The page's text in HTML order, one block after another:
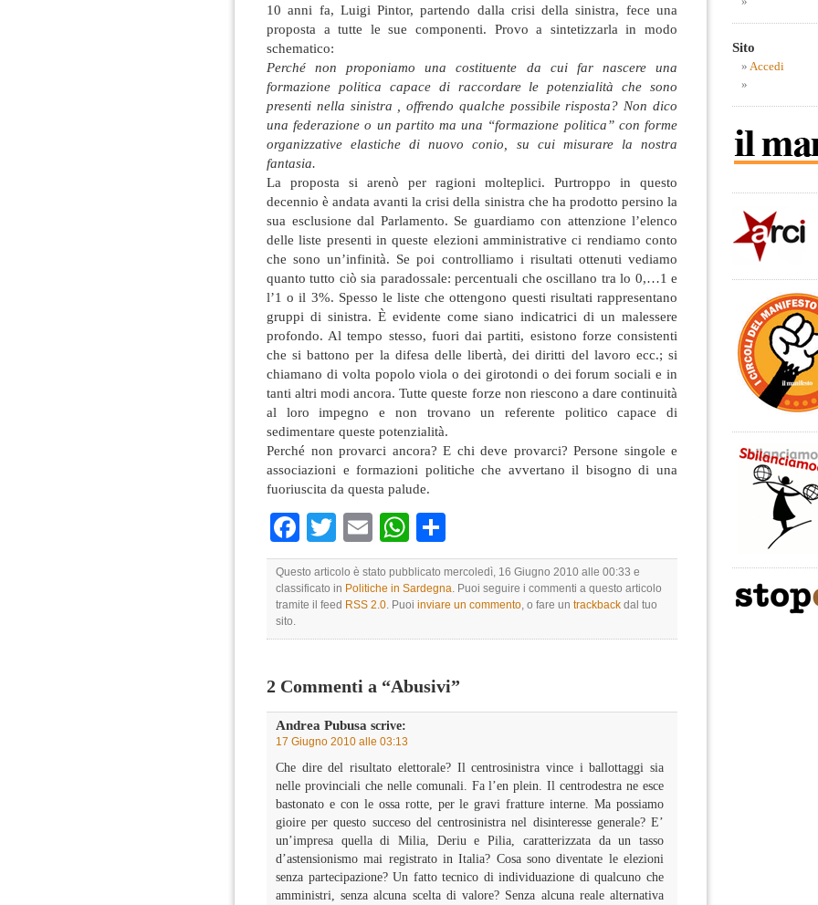
10 anni fa, Luigi Pintor, partendo dalla crisi della sinistra, fece una
proposta a tutte le sue componenti. Provo a sintetizzarla in modo
schematico:
Perché non proponiamo una costituente da cui far nascere una
formazione politica capace di raccordare le potenzialità che sono
presenti nella sinistra , offrendo qualche possibile risposta? Non dico
una federazione o un partito ma una “formazione politica” con forme
organizzative elastiche di nuovo conio, su cui misurare la nostra
fantasia.
La proposta si arenò per ragioni molteplici. Purtroppo in questo
decennio è andata avanti la crisi della sinistra che ha prodotto persino la
sua esclusione dal Parlamento. Se guardiamo con attenzione l’elenco
delle liste presenti in queste elezioni amministrative ci rendiamo conto
che sono un’infinità. Se poi controlliamo i risultati ottenuti vediamo
quanto tutto ciò sia paradossale: percentuali che oscillano tra lo 0,…1 e
l’1 o il 3%. Spesso le liste che ottengono questi risultati rappresentano
gruppi di sinistra. È evidente come siano indicatrici di un malessere
profondo. Al tempo stesso, fuori dai partiti, esistono forze consistenti
che si battono per la difesa delle libertà, dei diritti del lavoro ecc.; si
chiamano di volta popolo viola o dei girotondi o dei forum sociali e in
tanti altri modi ancora. Tutte queste forze non riescono a dare continuità
al loro impegno e non trovano un referente politico capace di
sedimentare queste potenzialità.
Perché non provarci ancora? E chi deve provarci? Persone singole e
associazioni e formazioni politiche che avvertano il bisogno di una
fuoriuscita da questa palude.
Facebook
TwitterEmailWhatsApp
Questo articolo è stato pubblicato mercoledì, 16 Giugno 2010 alle 00:33 e
classificato in Politiche in Sardegna. Puoi seguire i commenti a questo articolo
tramite il feed RSS 2.0. Puoi inviare un commento, o fare un trackback dal tuo
sito.
2 Commenti a “Abusivi”
Andrea Pubusa scrive:
17 Giugno 2010 alle 03:13
Che dire del risultato elettorale? Il centrosinistra vince i ballottaggi sia
nelle provinciali che nelle comunali. Fa l’en plein. Il centrodestra ne esce
bastonato e con le ossa rotte, per le gravi fratture interne. Ma possiamo
gioire per questo succeso del centrosinistra nel disinteresse generale? E’
un’impresa quella di Milia, Deriu e Pilia, caratterizzata da un tasso
d’astensionismo mai registrato in Italia? Cosa sono diventate le elezioni
senza partecipazione? Un fatto tecnico di individuazione di qualcuno che
amministri, senza alcuna scelta di valore? Senza alcuna reale alternativa
Sito
Accedi